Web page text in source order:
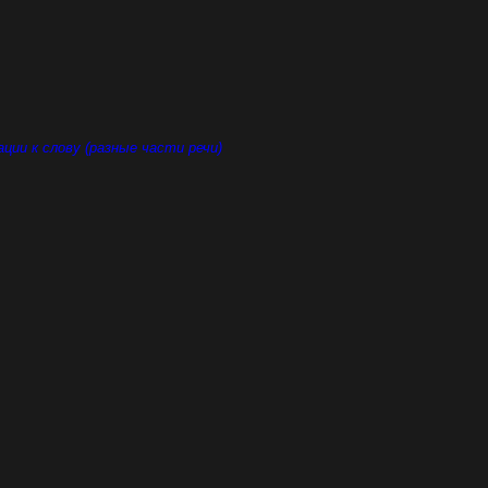
к слову (разные части речи)